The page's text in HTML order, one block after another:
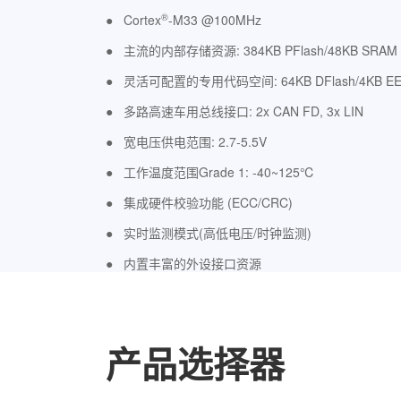
● Cortex®-M33 @100MHz
● 主流的内部存储资源: 384KB PFlash/48KB SRAM
● 灵活可配置的专用代码空间: 64KB DFlash/4KB
● 多路高速车用总线接口: 2x CAN FD, 3x LIN
● 宽电压供电范围: 2.7-5.5V
● 工作温度范围Grade 1: -40~125℃
● 集成硬件校验功能 (ECC/CRC)
● 实时监测模式(高低电压/时钟监测)
● 内置丰富的外设接口资源
产品选择器